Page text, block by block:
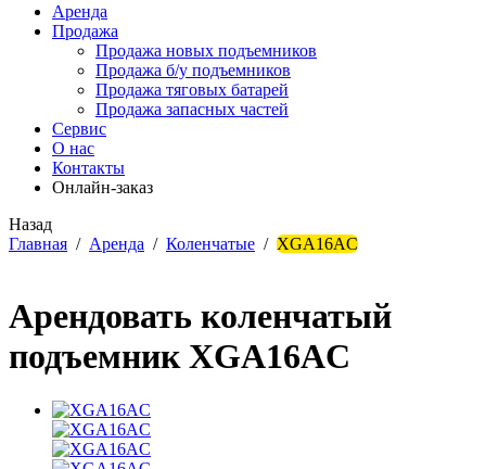
Аренда
Продажа
Продажа новых подъемников
Продажа б/у подъемников
Продажа тяговых батарей
Продажа запасных частей
Сервис
О нас
Контакты
Онлайн-заказ
Назад
Главная / Аренда / Коленчатые / XGA16AC
Арендовать коленчатый
подъемник XGA16AC